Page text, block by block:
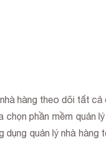
hàng theo dõi tất
phần mềm quản
quản lý nhà hàng